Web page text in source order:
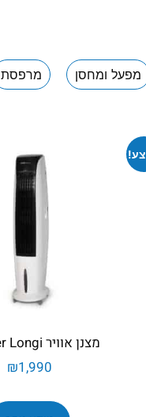
מפעל ומחסן מרפסת
מצנן אוויר Colder Longi+
₪1,990